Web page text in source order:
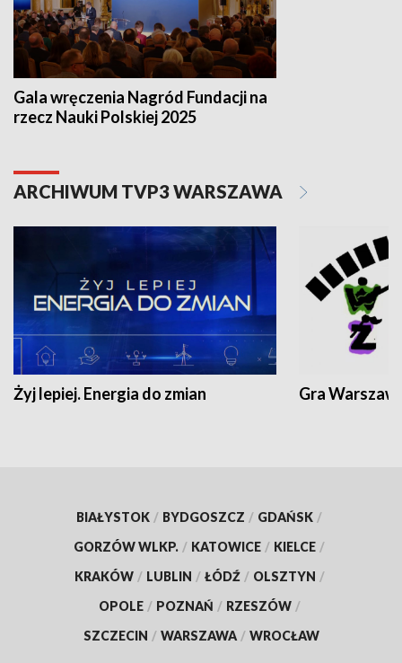
Gala wręczenia Nagród Fundacji na
rzecz Nauki Polskiej 2025
ARCHIWUM TVP3 WARSZAWA
Żyj lepiej. Energia do zmian Gra
BIAŁYSTOK / BYDGOSZCZ / GDAŃSK /
GORZÓW WLKP. / KATOWICE / KIELCE /
KRAKÓW / LUBLIN / ŁÓDŹ / OLSZTYN /
OPOLE / POZNAŃ / RZESZÓW /
SZCZECIN / WARSZAWA / WROCŁAW